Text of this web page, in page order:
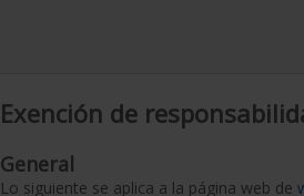
Exención de
General
Lo siguiente se aplica a la página web de